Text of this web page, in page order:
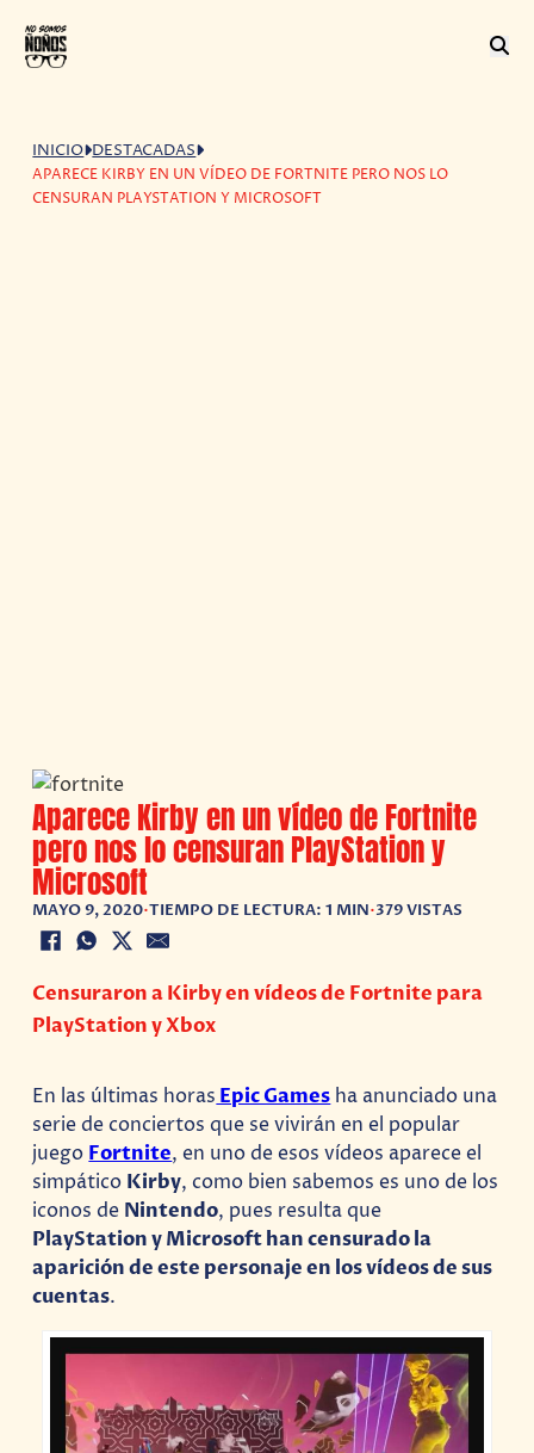
INICIO DESTACADAS
APARECE KIRBY EN UN VÍDEO DE FORTNITE PERO NOS LO
CENSURAN PLAYSTATION Y MICROSOFT
Aparece Kirby en un vídeo de Fortnite
pero nos lo censuran PlayStation y
Microsoft
MAYO 9, 2020•TIEMPO DE LECTURA: 1 MIN•379 VISTAS
Censuraron a Kirby en vídeos de Fortnite para
PlayStation y Xbox
En las últimas horas Epic Games ha anunciado una
serie de conciertos que se vivirán en el popular
juego Fortnite, en uno de esos vídeos aparece el
simpático Kirby, como bien sabemos es uno de los
iconos de Nintendo, pues resulta que
PlayStation y Microsoft han censurado la
aparición de este personaje en los vídeos de sus
cuentas.